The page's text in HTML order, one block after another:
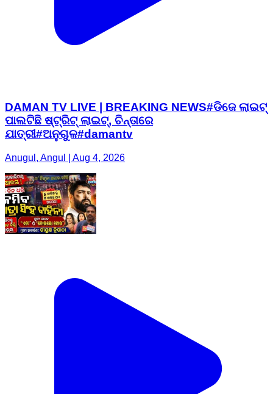
DAMAN TV LIVE | BREAKING NEWS#ଡିଜେ ଲାଇଟ୍
ପାଲଟିଛି ଷ୍ଟ୍ରିଟ୍ ଲାଇଟ୍, ଚିନ୍ତାରେ
ଯାତ୍ରୀ#ଅନୁଗୁଳ#damantv
Anugul, Angul | Aug 4, 2026